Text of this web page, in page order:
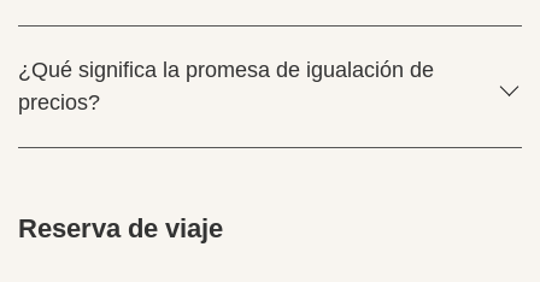
¿Qué significa la promesa de igualación de
precios?
Reserva de viaje